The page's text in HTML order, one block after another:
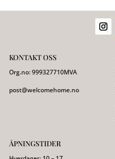
KONTAKT OSS
Org.no:999327710MVA
post@welcomehome.no
ÅPNINGSTIDER